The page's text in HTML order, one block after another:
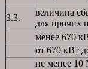
3.3.
величина
для прочих
менее 670
от 670 кВт
не менее